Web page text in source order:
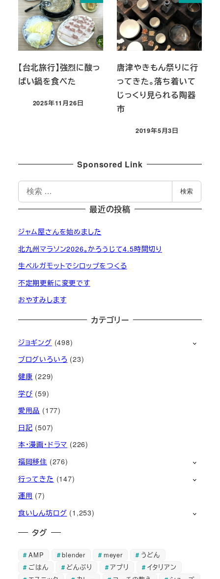
【台北旅行】強烈に酸っ
ぱい鍋を食べた
投稿日
2025年11月26日
唐津やきもん祭りに行
ってきた。落ち着いて
じっくり見られる陶器
市
投稿日
2019年5月3日
Sponsored Link
検
索
検索
最近の投稿
ジャム屋さんを始めました
北九州マラソン2026。かろうじて4.5時間切り
生ベルガモットでシロップをつくる
不定期更新に変更です
おやすみします
カテゴリー
ジョギング (498)
ブログいろいろ (23)
健康 (229)
学び (59)
愛用品 (177)
日記 (507)
本・漫画・ドラマ (226)
福岡移住 (276)
行ってきた (147)
運用 (7)
食いしん坊ログ (1,253)
タグ
AMP blender meyer
うどん
ごはん
どんぶり アプリ
イタリアン